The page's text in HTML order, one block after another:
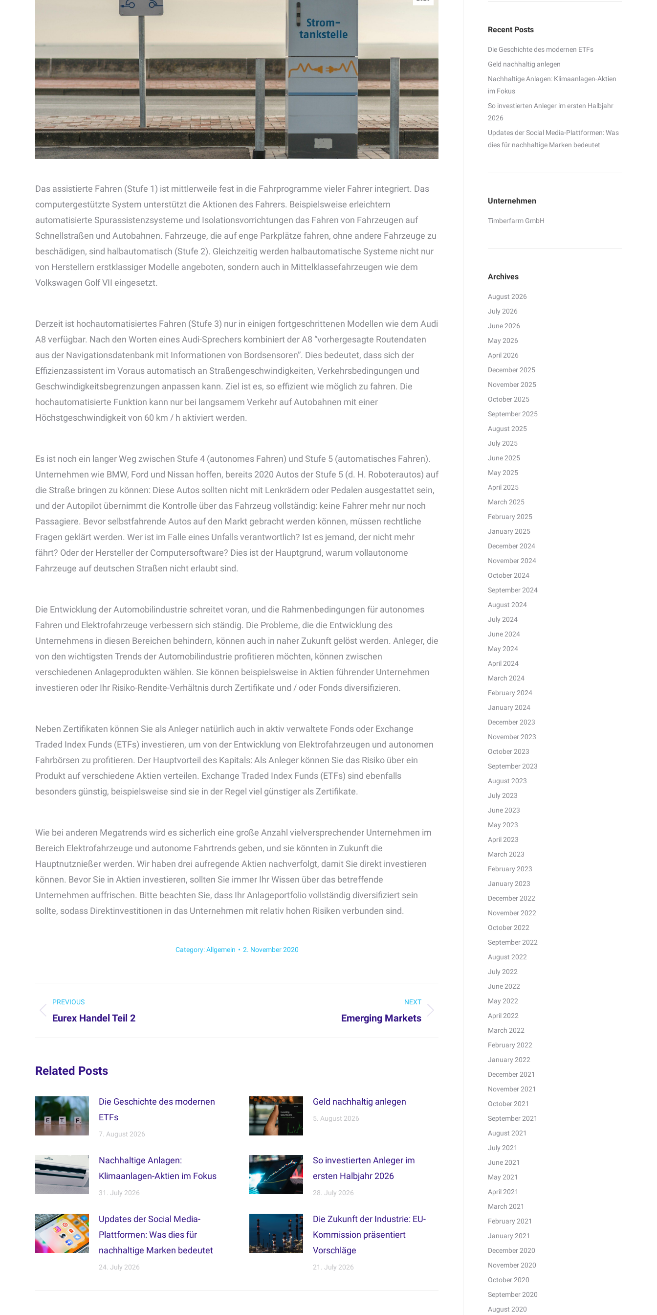
Das assistierte Fahren (Stufe 1) ist mittlerweile fest in die Fahrprogramme vieler Fahrer integriert. Das
computergestützte System unterstützt die Aktionen des Fahrers. Beispielsweise erleichtern
automatisierte Spurassistenzsysteme und Isolationsvorrichtungen das Fahren von Fahrzeugen auf
Schnellstraßen und Autobahnen. Fahrzeuge, die auf enge Parkplätze fahren, ohne andere Fahrzeuge zu
beschädigen, sind halbautomatisch (Stufe 2). Gleichzeitig werden halbautomatische Systeme nicht nur
von Herstellern erstklassiger Modelle angeboten, sondern auch in Mittelklassefahrzeugen wie dem
Volkswagen Golf VII eingesetzt.
Derzeit ist hochautomatisiertes Fahren (Stufe 3) nur in einigen fortgeschrittenen Modellen wie dem Audi
A8 verfügbar. Nach den Worten eines Audi-Sprechers kombiniert der A8 “vorhergesagte Routendaten
aus der Navigationsdatenbank mit Informationen von Bordsensoren”. Dies bedeutet, dass sich der
Effizienzassistent im Voraus automatisch an Straßengeschwindigkeiten, Verkehrsbedingungen und
Geschwindigkeitsbegrenzungen anpassen kann. Ziel ist es, so effizient wie möglich zu fahren. Die
hochautomatisierte Funktion kann nur bei langsamem Verkehr auf Autobahnen mit einer
Höchstgeschwindigkeit von 60 km / h aktiviert werden.
Es ist noch ein langer Weg zwischen Stufe 4 (autonomes Fahren) und Stufe 5 (automatisches Fahren).
Unternehmen wie BMW, Ford und Nissan hoffen, bereits 2020 Autos der Stufe 5 (d. H. Roboterautos) auf
die Straße bringen zu können: Diese Autos sollten nicht mit Lenkrädern oder Pedalen ausgestattet sein,
und der Autopilot übernimmt die Kontrolle über das Fahrzeug vollständig: keine Fahrer mehr nur noch
Passagiere. Bevor selbstfahrende Autos auf den Markt gebracht werden können, müssen rechtliche
Fragen geklärt werden. Wer ist im Falle eines Unfalls verantwortlich? Ist es jemand, der nicht mehr
fährt? Oder der Hersteller der Computersoftware? Dies ist der Hauptgrund, warum vollautonome
Fahrzeuge auf deutschen Straßen nicht erlaubt sind.
Die Entwicklung der Automobilindustrie schreitet voran, und die Rahmenbedingungen für autonomes
Fahren und Elektrofahrzeuge verbessern sich ständig. Die Probleme, die die Entwicklung des
Unternehmens in diesen Bereichen behindern, können auch in naher Zukunft gelöst werden. Anleger, die
von den wichtigsten Trends der Automobilindustrie profitieren möchten, können zwischen
verschiedenen Anlageprodukten wählen. Sie können beispielsweise in Aktien führender Unternehmen
investieren oder Ihr Risiko-Rendite-Verhältnis durch Zertifikate und / oder Fonds diversifizieren.
Neben Zertifikaten können Sie als Anleger natürlich auch in aktiv verwaltete Fonds oder Exchange
Traded Index Funds (ETFs) investieren, um von der Entwicklung von Elektrofahrzeugen und autonomen
Fahrbörsen zu profitieren. Der Hauptvorteil des Kapitals: Als Anleger können Sie das Risiko über ein
Produkt auf verschiedene Aktien verteilen. Exchange Traded Index Funds (ETFs) sind ebenfalls
besonders günstig, beispielsweise sind sie in der Regel viel günstiger als Zertifikate.
Wie bei anderen Megatrends wird es sicherlich eine große Anzahl vielversprechender Unternehmen im
Bereich Elektrofahrzeuge und autonome Fahrtrends geben, und sie könnten in Zukunft die
Hauptnutznießer werden. Wir haben drei aufregende Aktien nachverfolgt, damit Sie direkt investieren
können. Bevor Sie in Aktien investieren, sollten Sie immer Ihr Wissen über das betreffende
Unternehmen auffrischen. Bitte beachten Sie, dass Ihr Anlageportfolio vollständig diversifiziert sein
sollte, sodass Direktinvestitionen in das Unternehmen mit relativ hohen Risiken verbunden sind.
Category:Allgemein 2. November 2020
navigation
PREVIOUS
Previous
Eurex Handel Teil 2
NEXT
Emerging Markets
Related Posts
Die Geschichte des modernen
ETFs
7. August 2026
Geld nachhaltig anlegen
5. August 2026
Nachhaltige Anlagen:
Klimaanlagen-Aktien im Fokus
31. July 2026
So investierten Anleger im
ersten Halbjahr 2026
28. July 2026
Updates der Social Media-
Plattformen: Was dies für
nachhaltige Marken bedeutet
24. July 2026
Die Zukunft der Industrie: EU-
Kommission präsentiert
Vorschläge
21. July 2026
Recent Posts
Die Geschichte des modernen ETFs
Geld nachhaltig anlegen
Nachhaltige Anlagen: Klimaanlagen-Aktien
im Fokus
So investierten Anleger im ersten Halbjahr
2026
Updates der Social Media-Plattformen: Was
dies für nachhaltige Marken bedeutet
Unternehmen
Timberfarm GmbH
Archives
August 2026
July 2026
June 2026
May 2026
April 2026
December 2025
November 2025
October 2025
September 2025
August 2025
July 2025
June 2025
May 2025
April 2025
March 2025
February 2025
January 2025
December 2024
November 2024
October 2024
September 2024
August 2024
July 2024
June 2024
May 2024
April 2024
March 2024
February 2024
January 2024
December 2023
November 2023
October 2023
September 2023
August 2023
July 2023
June 2023
May 2023
April 2023
March 2023
February 2023
January 2023
December 2022
November 2022
October 2022
September 2022
August 2022
July 2022
June 2022
May 2022
April 2022
March 2022
February 2022
January 2022
December 2021
November 2021
October 2021
September 2021
August 2021
July 2021
June 2021
May 2021
April 2021
March 2021
February 2021
January 2021
December 2020
November 2020
October 2020
September 2020
August 2020